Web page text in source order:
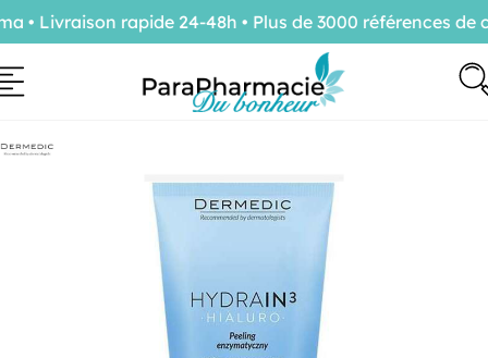
Livraison rapide 24-48h • Plus de 3000 références de